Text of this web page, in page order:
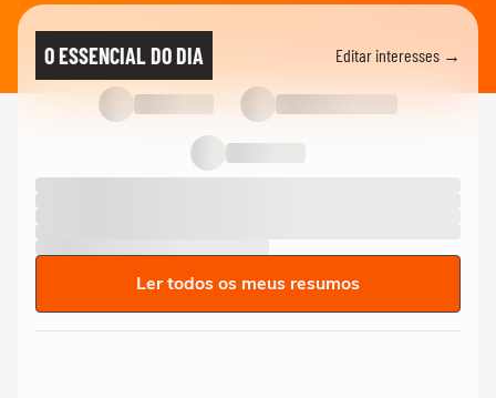
O ESSENCIAL DO DIA Editar interesses →
Ler todos os meus resumos